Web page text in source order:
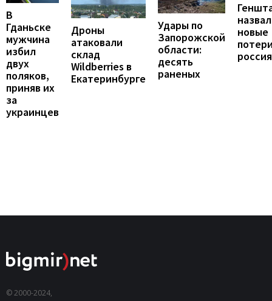
В
Гданьске
мужчина
избил
двух
поляков,
приняв их
за
украинцев
Дроны
атаковали
склад
Wildberries в
Екатеринбурге
Удары по
Запорожской
области:
десять
раненых
назвал
новые
© 2000-2024,